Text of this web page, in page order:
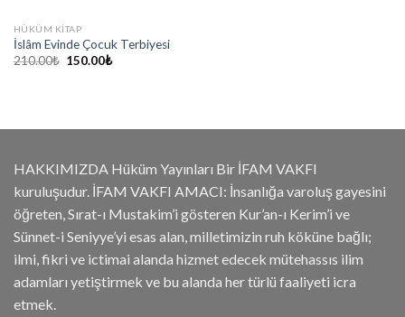
HÜKÜM KITAP
İslâm Evinde Çocuk Terbiyesi
210.00₺ Orijinal
150.00₺Şu
HAKKIMIZDA Hüküm Yayınları Bir İFAM VAKFI
kuruluşudur. İFAM VAKFI AMACI: İnsanlığa varoluş gayesini
öğreten, Sırat-ı Mustakim’i gösteren Kur’an-ı Kerim’i ve
Sünnet-i Seniyye’yi esas alan, milletimizin ruh köküne bağlı;
ilmi, fikri ve ictimai alanda hizmet edecek mütehassıs ilim
adamları yetiştirmek ve bu alanda her türlü faaliyeti icra
etmek.